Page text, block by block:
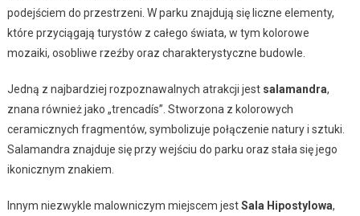
podejściem do przestrzeni. W parku znajdują się liczne elementy,
które przyciągają turystów z całego świata, w tym kolorowe
mozaiki, osobliwe rzeźby oraz charakterystyczne budowle.
Jedną z najbardziej rozpoznawalnych atrakcji jestsalamandra,
znana również jako „trencadís”. Stworzona z kolorowych
ceramicznych fragmentów, symbolizuje połączenie natury i sztuki.
Salamandra znajduje się przy wejściu do parku oraz stała się jego
ikonicznym znakiem.
Innym niezwykle malowniczym miejscem jestSala Hipostylowa,